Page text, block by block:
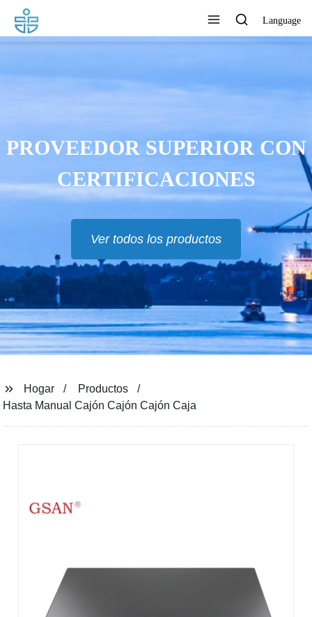
Language
EXPORTAN A EUR, RU, TH,
MAS Y MUCHOS OTROS
Ver todos los productos
Hogar
Productos
Hasta Manual Cajón Cajón Cajón Caja